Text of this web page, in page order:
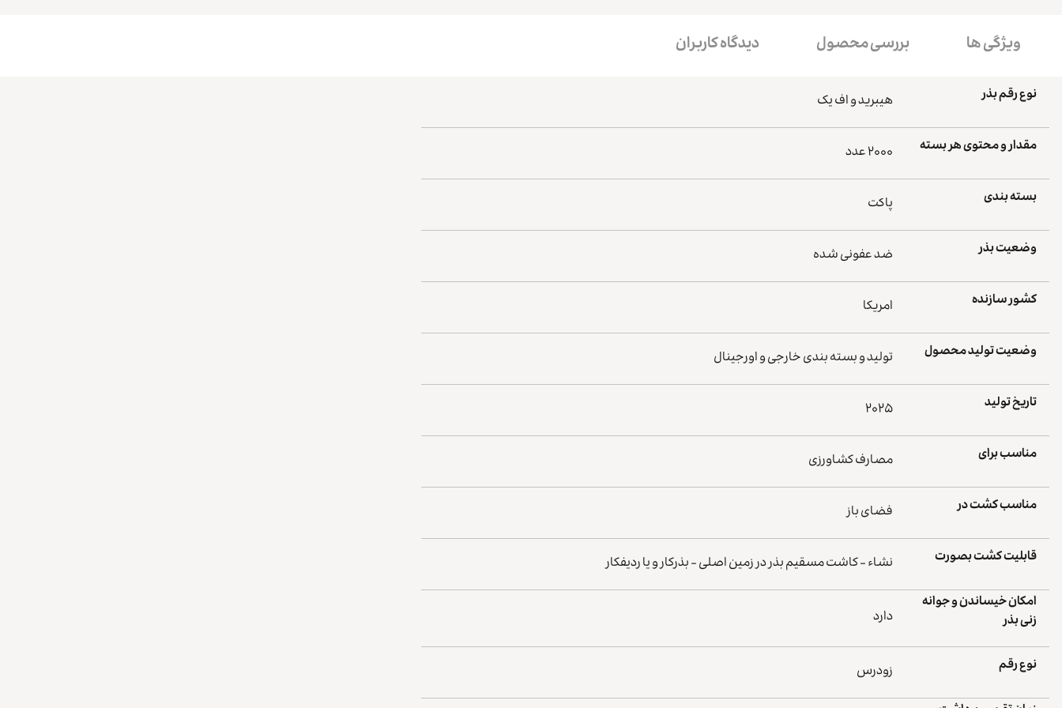
ویژگی ها بررسی محصول دیدگاه کاربران
نوع رقم بذر هیبرید و اف یک
مقدار و محتوی هر بسته ۲۰۰۰ عدد
بسته بندی پاکت
وضعیت بذر ضد عفونی شده
کشور سازنده امریکا
وضعیت تولید محصول تولید و بسته بندی خارجی و اورجینال
تاریخ تولید ۲۰۲۵
مناسب برای مصارف کشاورزی
مناسب کشت در فضای باز
قابلیت کشت بصورت نشاء - کاشت مسقیم بذر در زمین اصلی - بذرکار و یا ردیفکار
امکان خیساندن و جوانه
زنی بذر
دارد
نوع رقم زودرس